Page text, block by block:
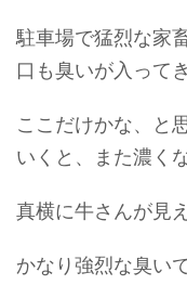
駐車場で猛烈な家
口も臭いが入って
ここだけかな、と
いくと、また濃く
真横に牛さんが見
かなり強烈な臭い